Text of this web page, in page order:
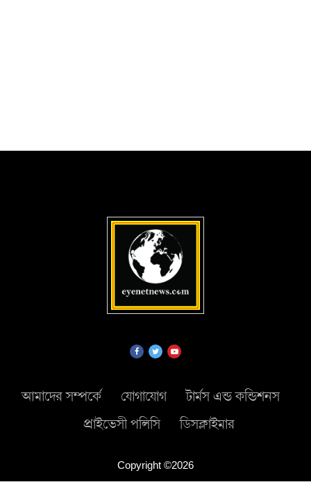
আমাদের সম্পর্কে যোগাযোগ
টার্মস এন্ড কন্ডিশনস
প্রাইভেসী পলিসি
ডিসক্লাইমার
Copyright ©2026